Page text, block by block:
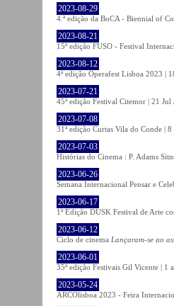
2023-08-29
4.ª edição da BoCA - Biennial of
2023-08-21
15ª edição FUSO - Festival
2023-08-12
4ª edição Operafest Lisboa 2023 |
2023-07-21
45ª edição Festival Citemor | 21
2023-07-08
31ª edição Curtas Vila do Conde |
2023-07-03
Histórias do Cinema : P. Adams
2023-06-26
Semana Internacional Pensar e
2023-06-17
1ª Edição DUSK Festival de Arte
2023-06-12
Ciclo de cinema Lançaram-se ao
2023-06-01
35ª edição Festivais Gil Vicente | 1
2023-05-24
ARCOlisboa 2023 - Feira